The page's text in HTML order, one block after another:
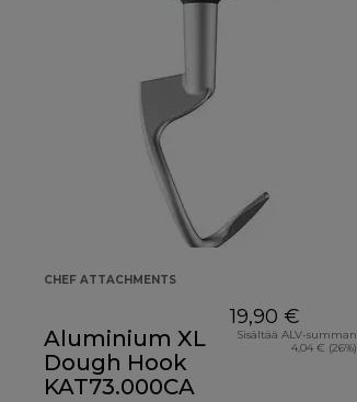
CHEF ATTACHMENTS
Aluminium XL
Dough Hook
KAT73.000CA
19,90 €
Sisältää ALV-summan
4,04 € (26%)